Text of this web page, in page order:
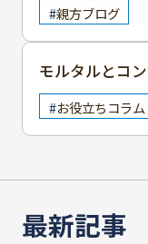
最新記事
親方ブログ
モルタルとコ
使用感まで徹底
お役立ちコラム